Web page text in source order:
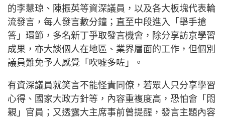
的李慧琼、陳振英等資深議員，以及各大板塊代表輪
流發言，每人發言數分鐘；直至中段進入「舉手搶
答」環節，多名新丁爭取發言機會，除分享訪京學習
成果，亦大談個人在地區、業界層面的工作，但個別
議員難免予人感覺「吹噓多咗」。
有資深議員就笑言不能怪責同僚，若眾人只分享學習
心得、國家大政方針等，內容重複度高，恐怕會「悶
親」官員；又透露大主席事前曾提醒，發言主題內容